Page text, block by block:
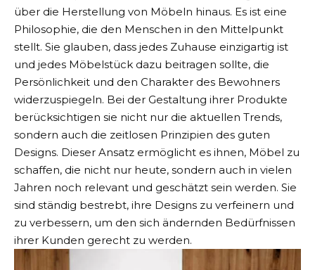
über die Herstellung von Möbeln hinaus. Es ist eine
Philosophie, die den Menschen in den Mittelpunkt
stellt. Sie glauben, dass jedes Zuhause einzigartig ist
und jedes Möbelstück dazu beitragen sollte, die
Persönlichkeit und den Charakter des Bewohners
widerzuspiegeln. Bei der Gestaltung ihrer Produkte
berücksichtigen sie nicht nur die aktuellen Trends,
sondern auch die zeitlosen Prinzipien des guten
Designs. Dieser Ansatz ermöglicht es ihnen, Möbel zu
schaffen, die nicht nur heute, sondern auch in vielen
Jahren noch relevant und geschätzt sein werden. Sie
sind ständig bestrebt, ihre Designs zu verfeinern und
zu verbessern, um den sich ändernden Bedürfnissen
ihrer Kunden gerecht zu werden.